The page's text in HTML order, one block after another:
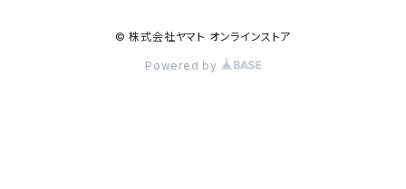
© 株式会社ヤマト オンラインストア
Powered by